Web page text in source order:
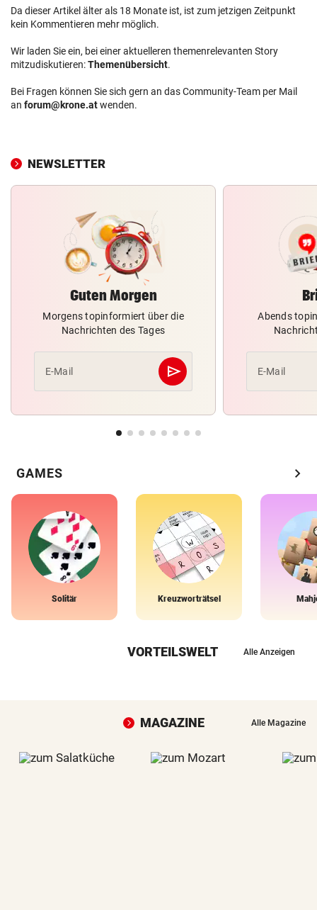
Da dieser Artikel älter als 18 Monate ist, ist zum jetzigen Zeitpunkt
kein Kommentieren mehr möglich.
Wir laden Sie ein, bei einer aktuelleren themenrelevanten Story
mitzudiskutieren:Themenübersicht.
Bei Fragen können Sie sich gern an das Community-Team per Mail
an forum@krone.atwenden.
NEWSLETTER
Guten Morgen
Morgens topinformiert über die
Nachrichten des Tages
E-Mail send
Abschicken
Abends
E-Mail
GAMES chevron_right
Solitär Kreuzworträtsel
VORTEILSWELT Alle Anzeigen
MAGAZINE Alle Magazine